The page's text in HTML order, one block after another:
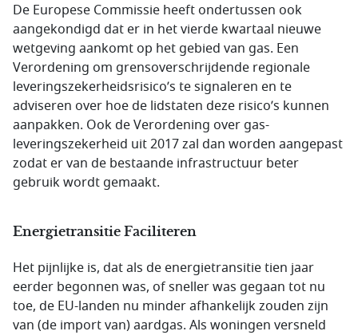
De Europese Commissie heeft ondertussen ook
aangekondigd dat er in het vierde kwartaal nieuwe
wetgeving aankomt op het gebied van gas. Een
Verordening om grensoverschrijdende regionale
leveringszekerheidsrisico’s te signaleren en te
adviseren over hoe de lidstaten deze risico’s kunnen
aanpakken. Ook de Verordening over gas-
leveringszekerheid uit 2017 zal dan worden aangepast
zodat er van de bestaande infrastructuur beter
gebruik wordt gemaakt.
Energietransitie Faciliteren
Het pijnlijke is, dat als de energietransitie tien jaar
eerder begonnen was, of sneller was gegaan tot nu
toe, de EU-landen nu minder afhankelijk zouden zijn
van (de import van) aardgas. Als woningen versneld